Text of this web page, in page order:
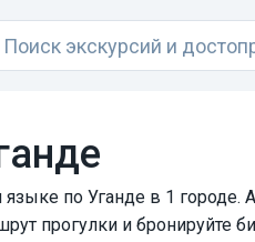
по Уганде в 1 городе.
прогулки и бронируйте